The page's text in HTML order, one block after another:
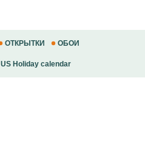
ОТКРЫТКИ ОБОИ
US Holiday calendar